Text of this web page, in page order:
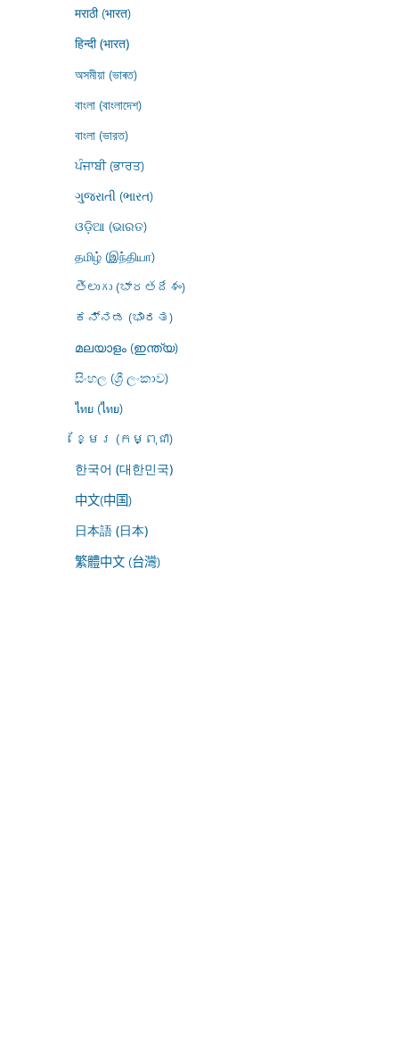
मराठी (भारत)
हिन्दी (भारत)
অসমীয়া (ভাৰত)
বাংলা (বাংলাদেশ)
বাংলা (ভারত)
ਪੰਜਾਬੀ (ਭਾਰਤ)
ગુજરાતી (ભારત)
ଓଡ଼ିଆ (ଭାରତ)
தமிழ் (இந்தியா)
తెలుగు (భారతదేశం)
ಕನ್ನಡ (ಭಾರತ)
മലയാളം (ഇന്ത്യ)
සිංහල (ශ්‍රී ලංකාව)
ไทย (ไทย)
ខ្មែរ (កម្ពុជា)
한국어 (대한민국)
中文(中国)
日本語 (日本)
繁體中文 (台灣)